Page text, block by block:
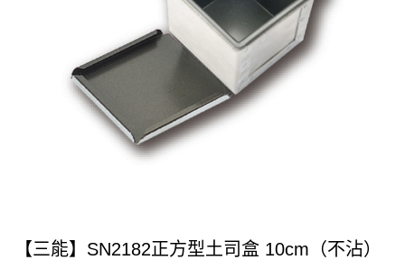
【三能】SN2182正方型土司盒 10cm（不沾）